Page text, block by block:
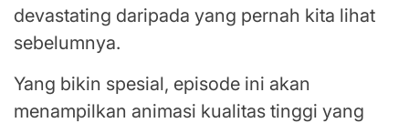
devastating daripada yang pernah kita lihat
sebelumnya.
Yang bikin spesial, episode ini akan
menampilkan animasi kualitas tinggi yang